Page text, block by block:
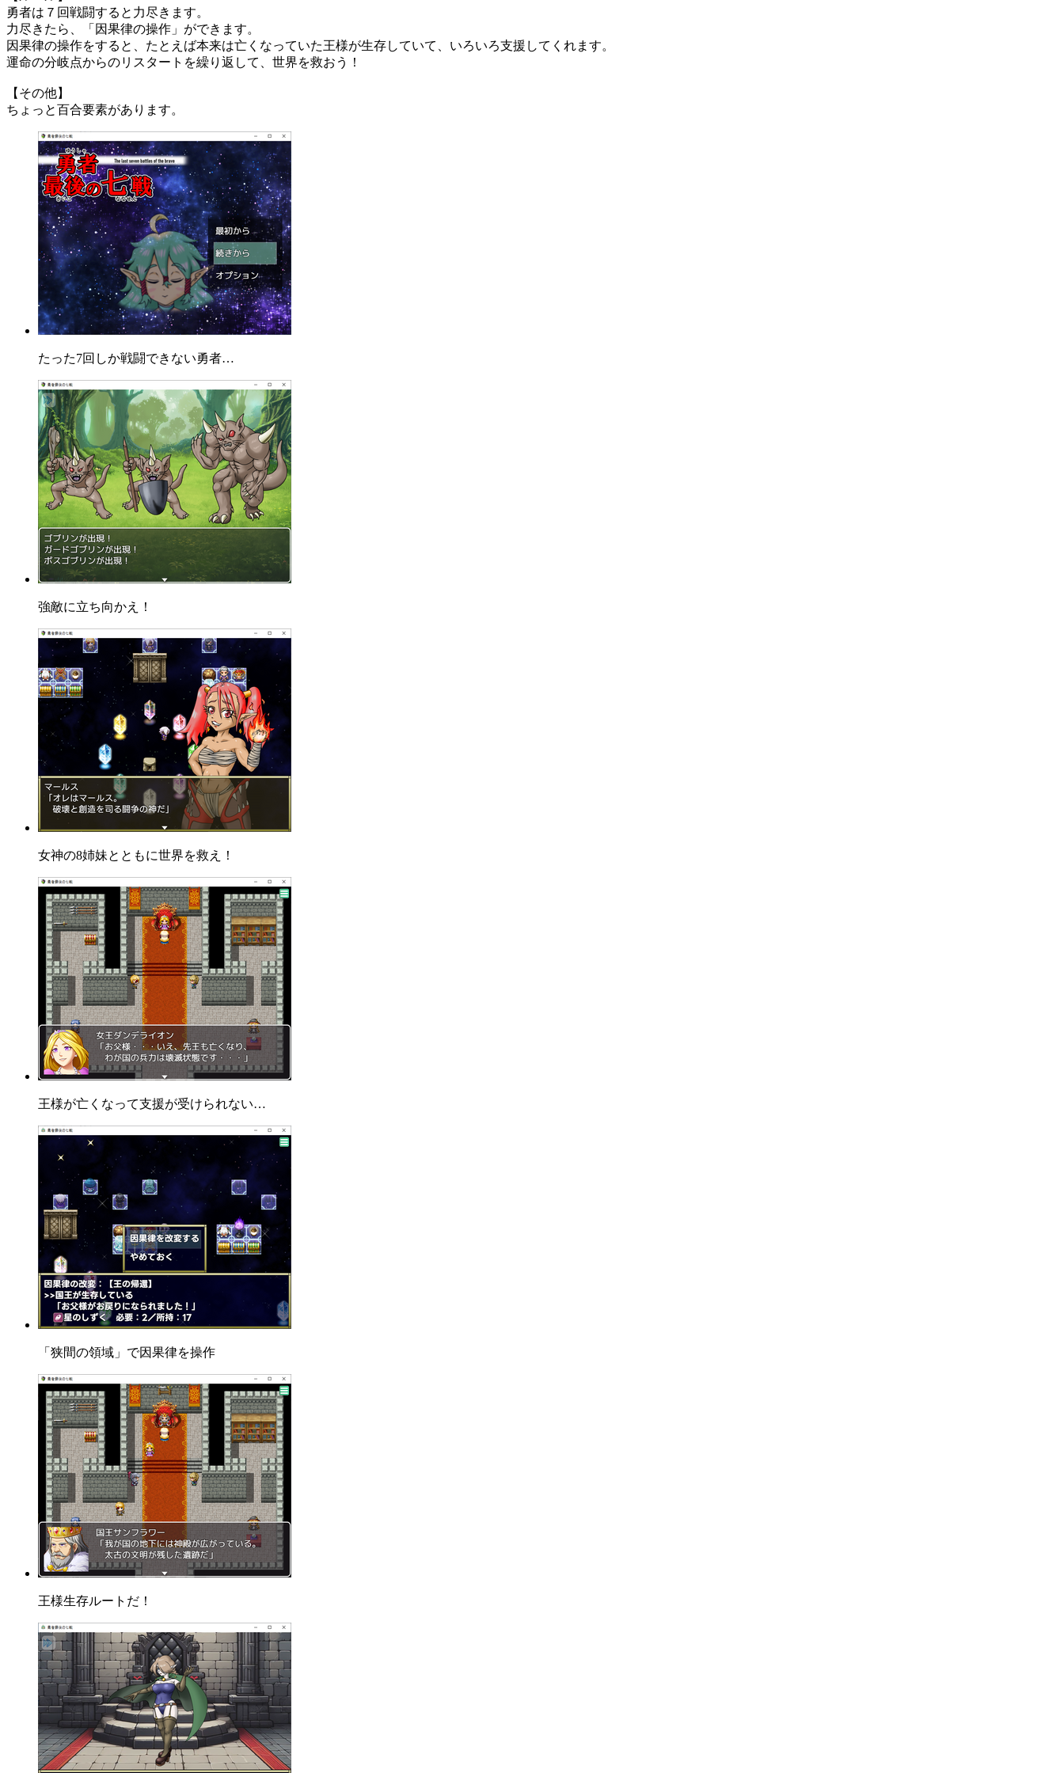
勇者は７回戦闘すると力尽きます。
力尽きたら、「因果律の操作」ができます。
因果律の操作をすると、たとえば本来は亡くなっていた王様が生存していて、いろいろ支援してくれます。
運命の分岐点からのリスタートを繰り返して、世界を救おう！
【その他】
ちょっと百合要素があります。
たった7回しか戦闘できない勇者…
強敵に立ち向かえ！
女神の8姉妹とともに世界を救え！
王様が亡くなって支援が受けられない…
「狭間の領域」で因果律を操作
王様生存ルートだ！